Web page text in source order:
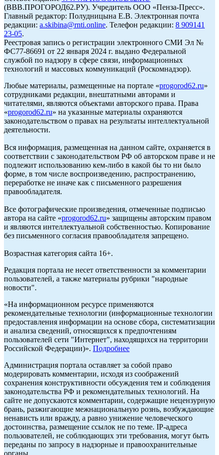
(ВВВ.ПРОГОРОД62.РУ). Учредитель ООО «Пенза-Пресс».
Главный редактор: Полудницына Е.В. Электронная почта
редакции: a.skibina@rnti.online. Телефон редакции: 8 909141
23-05.
Реестровая запись о регистрации электронного СМИ Эл №
ФС77-86691 от 22 января 2024 г. выдано Федеральной
службой по надзору в сфере связи, информационных
технологий и массовых коммуникаций (Роскомнадзор).
Любые материалы, размещенные на портале «progorod62.ru»
сотрудниками редакции, внештатными авторами и
читателями, являются объектами авторского права. Права
«progorod62.ru» на указанные материалы охраняются
законодательством о правах на результаты интеллектуальной
деятельности.
Вся информация, размещенная на данном сайте, охраняется в
соответствии с законодательством РФ об авторском праве и не
подлежит использованию кем-либо в какой бы то ни было
форме, в том числе воспроизведению, распространению,
переработке не иначе как с письменного разрешения
правообладателя.
Все фотографические произведения, отмеченные подписью
автора на сайте «progorod62.ru» защищены авторским правом
и являются интеллектуальной собственностью. Копирование
без письменного согласия правообладателя запрещено.
Возрастная категория сайта 16+.
Редакция портала не несет ответственности за комментарии
пользователей, а также материалы рубрики "народные
новости".
«На информационном ресурсе применяются
рекомендательные технологии (информационные технологии
предоставления информации на основе сбора, систематизации
и анализа сведений, относящихся к предпочтениям
пользователей сети "Интернет", находящихся на территории
Российской Федерации)». Подробнее
Администрация портала оставляет за собой право
модерировать комментарии, исходя из соображений
сохранения конструктивности обсуждения тем и соблюдения
законодательства РФ и рекомендательных технологий. На
сайте не допускаются комментарии, содержащие нецензурную
брань, разжигающие межнациональную рознь, возбуждающие
ненависть или вражду, а равно унижение человеческого
достоинства, размещение ссылок не по теме. IP-адреса
пользователей, не соблюдающих эти требования, могут быть
переданы по запросу в надзорные и правоохранительные